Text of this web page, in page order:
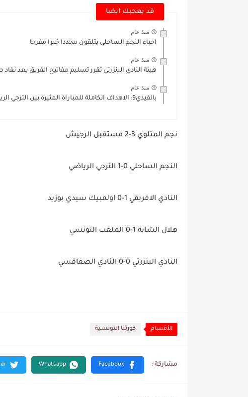
قد يعجبك ايضا
منذ عام
احباء النجم الساحلي يتلقون مجددا خبرا مفرحا
منذ عام
هيئة النادي البنزرتي تقرر تسليم مفاتيح الفريق بعد نفاد
منذ عام
بالفيدي9: الاهداف الكاملة للمباراة المثيرة بين الترجي الرياضي والاولمبي الباجي
نجم المتلوي 3-2 مستقبل الرجيش
النجم الساحلي 0-1 الترجي الرياضي
النادي الافريقي 1-0 اولمبيك سيدي بوزيد
هلال الشابة 1-0 الملعب التونسي
النادي البنزرتي 0-0 النادي الصفاقسي
الأقسام كورتنا التونسية